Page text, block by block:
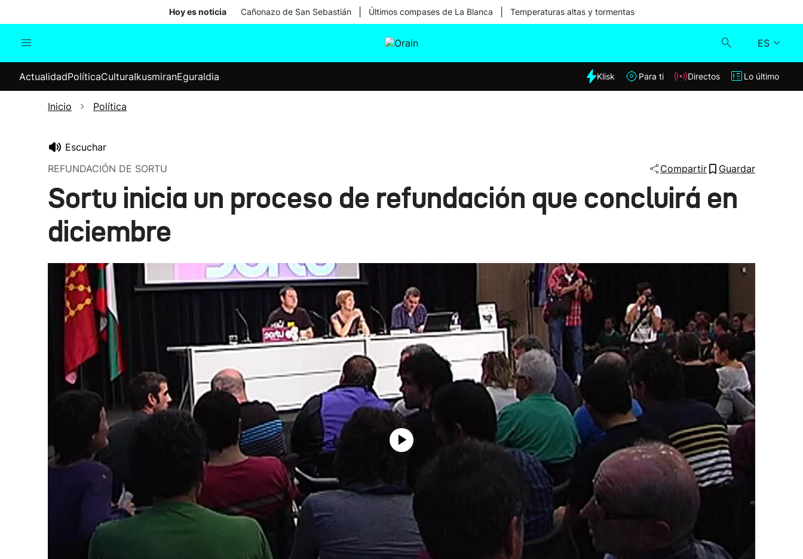
Hoy es noticia Cañonazo de San Sebastián Últimos compases de La Blanca Temperaturas altas y tormentas
ES
Internacional
Elecciones
Klisk
Lo último
ActualidadPolíticaCulturaIkusmiranEguraldia Klisk Para ti Directos Lo último
Inicio Política
Escuchar
REFUNDACIÓN DE SORTU
Compartir Guardar
Sortu inicia un proceso de refundación que concluirá en
diciembre